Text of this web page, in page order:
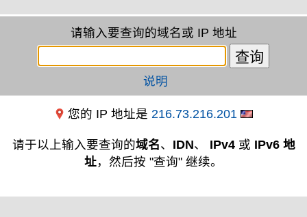
请输入要查询的域名或 IP 地址
说明
您的 IP 地址是 216.73.216.201
请于以上输入要查询的域名、 IDN、 IPv4或 IPv6 地
址，然后按 "查询" 继续。